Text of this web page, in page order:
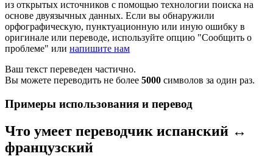
из открытых источников с помощью технологии поиска на
основе двуязычных данных. Если вы обнаружили
орфографическую, пунктуационную или иную ошибку в
оригинале или переводе, используйте опцию "Сообщить о
проблеме" или напишите нам
Ваш текст переведен частично.
Вы можете переводить не более 5000 символов за один раз.
Примеры использования и перевод
Что умеет переводчик испанский ↔
французский